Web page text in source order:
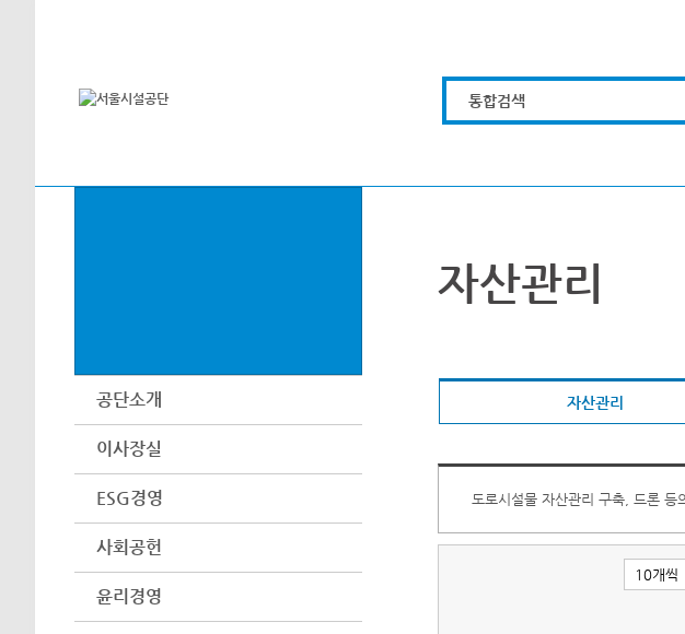
통합검색
공단소개
이사장실
ESG경영
사회공헌
윤리경영
자산관리
자산관리
도로시설물 자산관리 구축, 드론 등